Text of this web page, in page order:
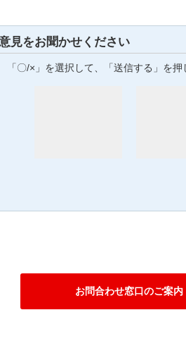
見をお聞かせください
「〇/×」を選択して、「送信する」を押
お問合わせ窓口のご案内